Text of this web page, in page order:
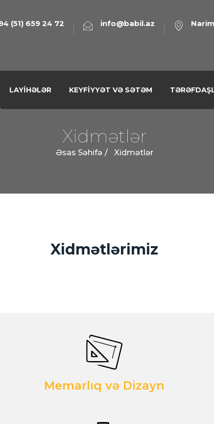
(51) 659 24 72 info@babil.az
LAYIHƏLƏR KEYFIYYƏT VƏ SƏTƏM
Xidmətlər
Əsas Səhifə Xidmətlər
Xidmətlərimiz
Memarlıq və Dizayn